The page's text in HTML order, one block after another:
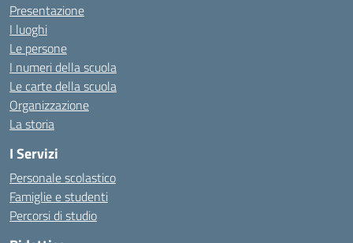
Presentazione
I luoghi
Le persone
I numeri della scuola
Le carte della scuola
Organizzazione
La storia
I Servizi
Personale scolastico
Famiglie e studenti
Percorsi di studio